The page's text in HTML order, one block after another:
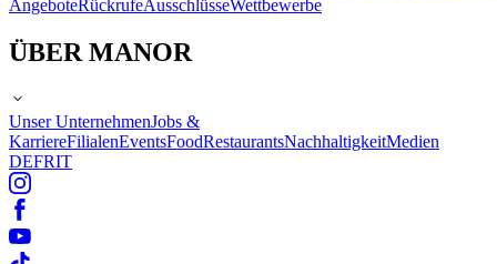
AngeboteRückrufeAusschlüsseWettbewerbe
ÜBER MANOR
Unser UnternehmenJobs &
KarriereFilialenEventsFoodRestaurantsNachhaltigkeitMedien
DEFRIT